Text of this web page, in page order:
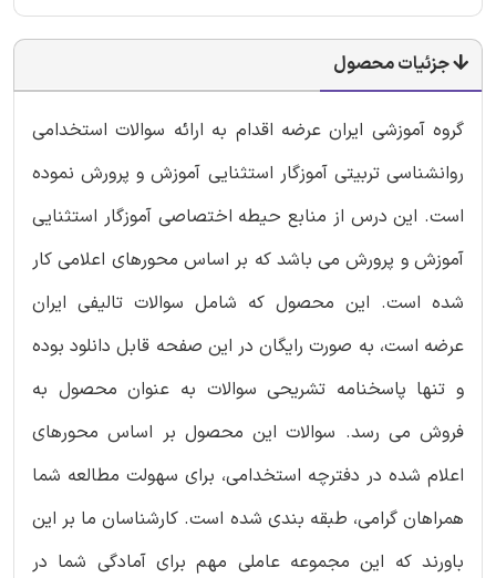
جزئیات محصول
گروه آموزشی ایران عرضه اقدام به ارائه سوالات استخدامی
روانشناسی تربیتی آموزگار استثنایی آموزش و پرورش نموده
است. این درس از منابع حیطه اختصاصی آموزگار استثنایی
آموزش و پرورش می باشد که بر اساس محورهای اعلامی کار
شده است. این محصول که شامل سوالات تالیفی ایران
عرضه است، به صورت رایگان در این صفحه قابل دانلود بوده
و تنها پاسخنامه تشریحی سوالات به عنوان محصول به
فروش می رسد. سوالات این محصول بر اساس محورهای
اعلام شده در دفترچه استخدامی، برای سهولت مطالعه شما
همراهان گرامی، طبقه بندی شده است. کارشناسان ما بر این
باورند که این مجموعه عاملی مهم برای آمادگی شما در